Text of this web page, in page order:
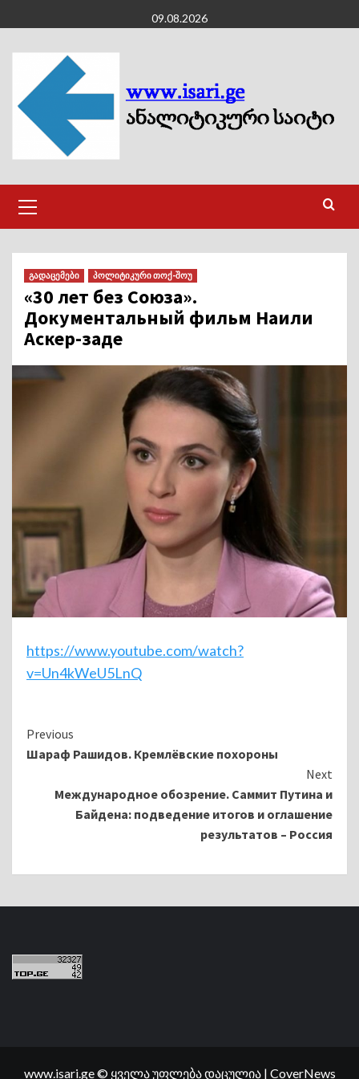
to
content
09.08.2026
Menu
გადაცემები პოლიტიკური თოქ-შოუ
«30 лет без Союза».
Документальный фильм Наили
Аскер-заде
https://www.youtube.com/watch?
v=Un4kWeU5LnQ
Continue
Reading
Previous
Шараф Рашидов. Кремлёвские похороны
Next
Международное обозрение. Саммит Путина и
Байдена: подведение итогов и оглашение
результатов – Россия
www.isari.ge © ყველა უფლება დაცულია | CoverNews